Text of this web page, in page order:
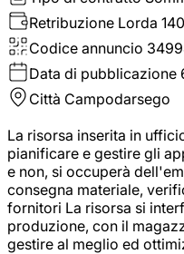
Retribuzione Lorda
Codice annuncio
Data di pubblicazione
Città Campodarsego
La risorsa inserita in
pianificare e gestire gli
e non, si occuperà
consegna materiale,
fornitori La risorsa si
produzione, con il
gestire al meglio ed